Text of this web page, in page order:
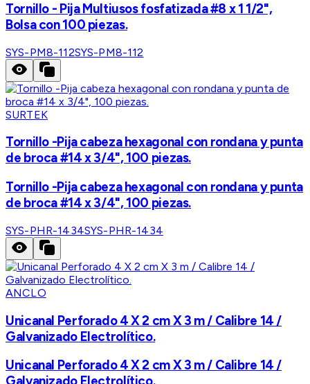
Tornillo - Pija Multiusos fosfatizada #8 x 1 1/2",
Bolsa con 100 piezas.
SYS-PM8-112SYS-PM8-112
SURTEK
Tornillo -Pija cabeza hexagonal con rondana y punta
de broca #14 x 3/4", 100 piezas.
Tornillo -Pija cabeza hexagonal con rondana y punta
de broca #14 x 3/4", 100 piezas.
SYS-PHR-1434SYS-PHR-1434
ANCLO
Unicanal Perforado 4 X 2 cm X 3 m / Calibre 14 /
Galvanizado Electrolítico.
Unicanal Perforado 4 X 2 cm X 3 m / Calibre 14 /